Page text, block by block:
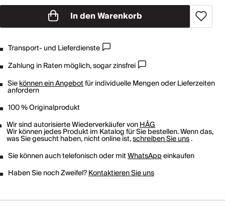
In den Warenkorb
Transport- und Lieferdienste
Zahlung in Raten möglich, sogar zinsfrei
Siekönnen ein Angebotfür individuelle Mengen oder Lieferzeiten
anfordern
100 % Originalprodukt
Wir sind autorisierte Wiederverkäufer vonHÅG
Wir können jedes Produkt im Katalog für Sie bestellen. Wenn das,
was Sie gesucht haben, nicht online ist,schreiben Sie uns.
Sie können auch telefonisch oder mitWhatsAppeinkaufen
Haben Sie noch Zweifel?Kontaktieren Sie uns